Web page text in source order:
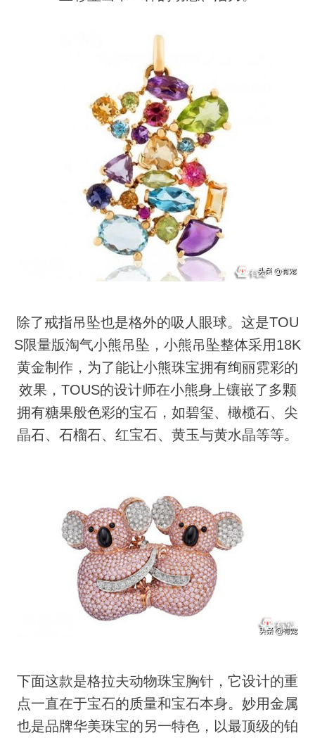
除了戒指吊坠也是格外的吸人眼球。这是TOU
S限量版淘气小熊吊坠，小熊吊坠整体采用18K
黄金制作，为了能让小熊珠宝拥有绚丽霓彩的
效果，TOUS的设计师在小熊身上镶嵌了多颗
拥有糖果般色彩的宝石，如碧玺、橄榄石、尖
晶石、石榴石、红宝石、黄玉与黄水晶等等。
下面这款是格拉夫动物珠宝胸针，它设计的重
点一直在于宝石的质量和宝石本身。妙用金属
也是品牌华美珠宝的另一特色，以最顶级的铂